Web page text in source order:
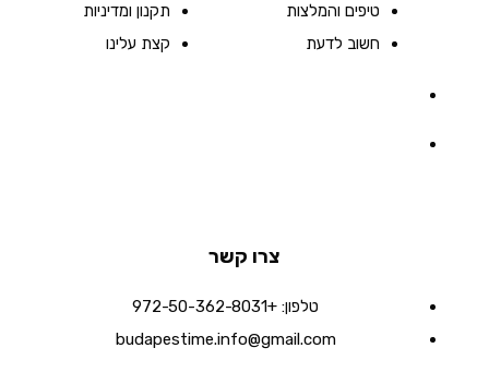
טיפים והמלצות
חשוב לדעת
תקנון ומדיניות
קצת עלינו
צרו קשר
טלפון: +972-50-362-8031
budapestime.info@gmail.com